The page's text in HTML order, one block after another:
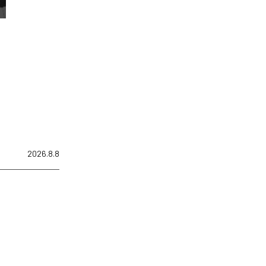
2026.8.8